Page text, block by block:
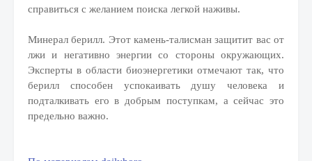
справиться с желанием поиска легкой наживы.
Минерал берилл. Этот камень-талисман защитит вас от
лжи и негативно энергии со стороны окружающих.
Эксперты в области биоэнергетики отмечают так, что
берилл способен успокаивать душу человека и
подталкивать его в добрым поступкам, а сейчас это
предельно важно.